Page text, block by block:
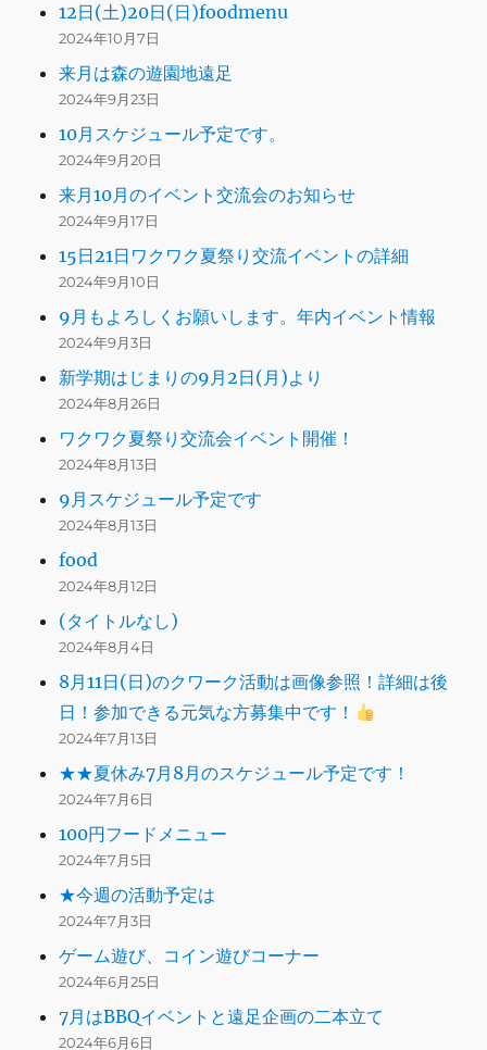
12日(土)20日(日)foodmenu
2024年10月7日
来月は森の遊園地遠足
2024年9月23日
10月スケジュール予定です。
2024年9月20日
来月10月のイベント交流会のお知らせ
2024年9月17日
15日21日ワクワク夏祭り交流イベントの詳細
2024年9月10日
9月もよろしくお願いします。年内イベント情報
2024年9月3日
新学期はじまりの9月2日(月)より
2024年8月26日
ワクワク夏祭り交流会イベント開催！
2024年8月13日
9月スケジュール予定です
2024年8月13日
food
2024年8月12日
(タイトルなし)
2024年8月4日
8月11日(日)のクワーク活動は画像参照！詳細は後
日！参加できる元気な方募集中です！
2024年7月13日
★★夏休み7月8月のスケジュール予定です！
2024年7月6日
100円フードメニュー
2024年7月5日
★今週の活動予定は
2024年7月3日
ゲーム遊び、コイン遊びコーナー
2024年6月25日
7月はBBQイベントと遠足企画の二本立て
2024年6月6日